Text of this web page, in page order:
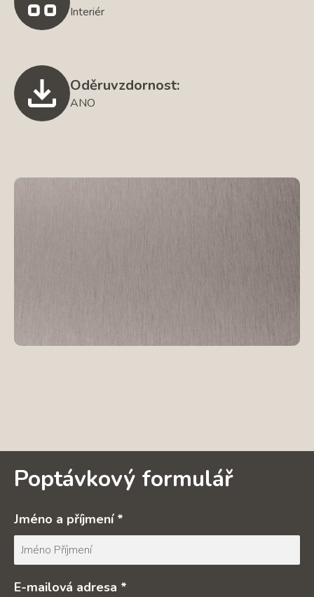
Interiér
Oděruvzdornost:
ANO
Poptávkový formulář
Jméno a příjmení *
E-mailová adresa *